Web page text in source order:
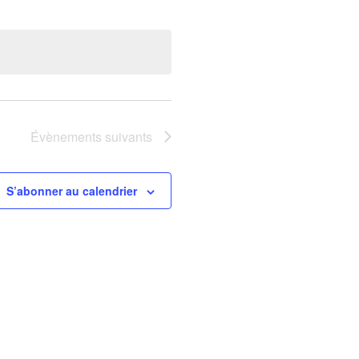
Évènements suivants
S’abonner au calendrier